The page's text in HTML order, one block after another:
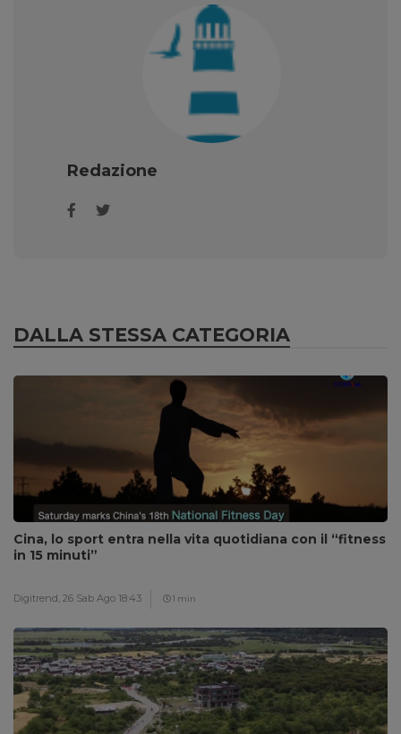
Redazione
DALLA STESSA CATEGORIA
Cina, lo sport entra nella vita quotidiana con il “fitness
in 15 minuti”
Digitrend, 26 Sab Ago 18:43 1 min